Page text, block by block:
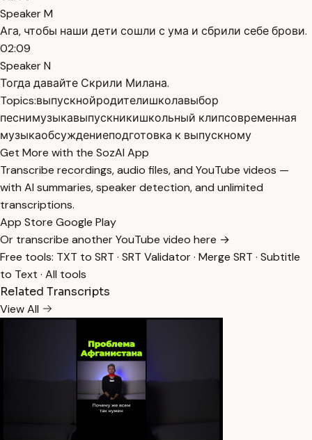
Speaker M
Ага, чтобы наши дети сошли с ума и сбрили себе брови.
02:09
Speaker N
Тогда давайте Скрили Милана.
Topics:выпускнойродителишколавыбор
песнимузыкавыпускникишкольный клипсовременная
музыкаобсуждениеподготовка к выпускному
Get More with the SozAI App
Transcribe recordings, audio files, and YouTube videos —
with AI summaries, speaker detection, and unlimited
transcriptions.
App Store Google Play
Or transcribe another YouTube video here →
Free tools: TXT to SRT · SRT Validator· Merge SRT · Subtitle
to Text · All tools
Related Transcripts
View All